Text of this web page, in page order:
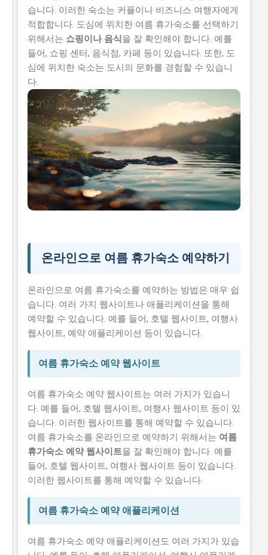
습니다. 이러한 숙소는 커플이나 비즈니스 여행자에게
적합합니다. 도심에 위치한 여름 휴가숙소를 선택하기
위해서는 쇼핑이나 음식을 잘 확인해야 합니다. 예를
들어, 쇼핑 센터, 음식점, 카페 등이 있습니다. 또한, 도
심에 위치한 숙소는 도시의 문화를 경험할 수 있습니
다.
온라인으로 여름 휴가숙소 예약하기
온라인으로 여름 휴가숙소를 예약하는 방법은 매우 쉽
습니다. 여러 가지 웹사이트나 애플리케이션을 통해
예약할 수 있습니다. 예를 들어, 호텔 웹사이트, 여행사
웹사이트, 예약 애플리케이션 등이 있습니다.
여름 휴가숙소 예약 웹사이트
여름 휴가숙소 예약 웹사이트는 여러 가지가 있습니
다. 예를 들어, 호텔 웹사이트, 여행사 웹사이트 등이 있
습니다. 이러한 웹사이트를 통해 예약할 수 있습니다.
여름 휴가숙소를 온라인으로 예약하기 위해서는 여름
휴가숙소 예약 웹사이트을 잘 확인해야 합니다. 예를
들어, 호텔 웹사이트, 여행사 웹사이트 등이 있습니다.
이러한 웹사이트를 통해 예약할 수 있습니다.
여름 휴가숙소 예약 애플리케이션
여름 휴가숙소 예약 애플리케이션도 여러 가지가 있습